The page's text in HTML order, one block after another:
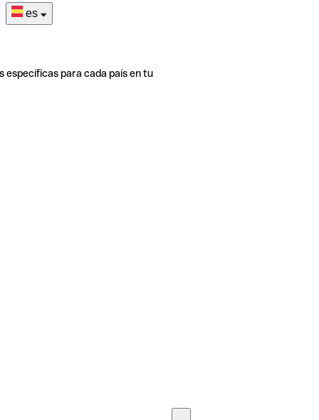
es
específicas para cada país en tu